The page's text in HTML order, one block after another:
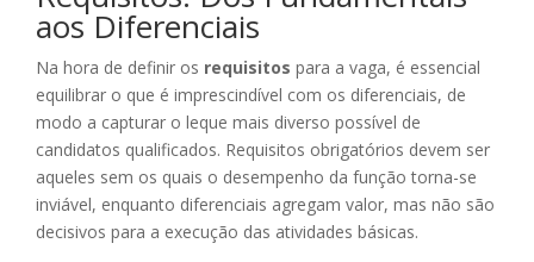
aos Diferenciais
Na hora de definir os requisitos para a vaga, é essencial
equilibrar o que é imprescindível com os diferenciais, de
modo a capturar o leque mais diverso possível de
candidatos qualificados. Requisitos obrigatórios devem ser
aqueles sem os quais o desempenho da função torna-se
inviável, enquanto diferenciais agregam valor, mas não são
decisivos para a execução das atividades básicas.